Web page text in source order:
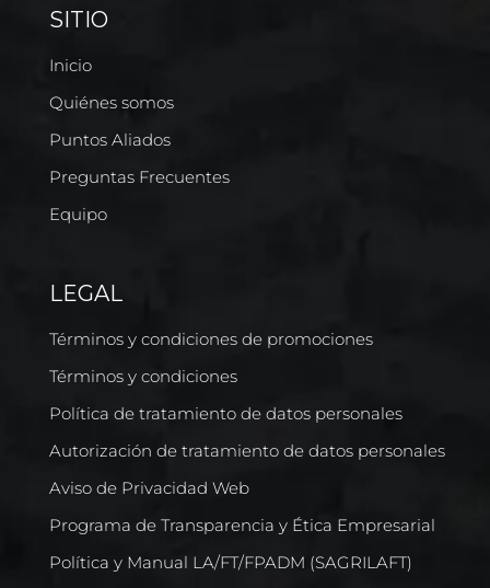
SITIO
Inicio
Quiénes somos
Puntos Aliados
Preguntas Frecuentes
Equipo
LEGAL
Términos y condiciones de promociones
Términos y condiciones
Política de tratamiento de datos personales
Autorización de tratamiento de datos personales
Aviso de Privacidad Web
Programa de Transparencia y Ética Empresarial
Política y Manual LA/FT/FPADM (SAGRILAFT)